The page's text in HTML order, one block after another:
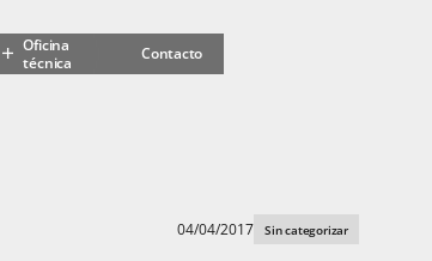
Oficina
técnica
Contacto
04/04/2017 Sin categorizar